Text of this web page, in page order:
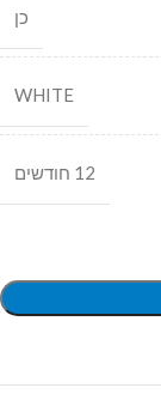
כן
WHITE
12 חודשים